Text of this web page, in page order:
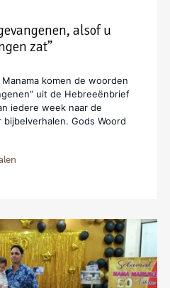
alsof u
zat”
komen de woorden
uit de Hebreeënbrief
iedere week naar de
Gods Woord